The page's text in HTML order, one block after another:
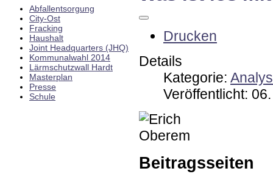
Abfallentsorgung
City-Ost
Fracking
Haushalt
Joint Headquarters (JHQ)
Kommunalwahl 2014
Lärmschutzwall Hardt
Masterplan
Presse
Schule
Drucken
Details
Kategorie:
Veröffentlicht:
Beitragsseiten